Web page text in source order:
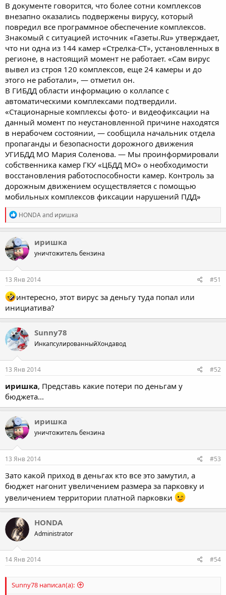
В документе говорится, что более сотни комплексов
внезапно оказались подвержены вирусу, который
повредил все программное обеспечение комплексов.
Знакомый с ситуацией источник «Газеты.Ru» утверждает,
что ни одна из 144 камер «Стрелка-СТ», установленных в
регионе, в настоящий момент не работает. «Сам вирус
вывел из строя 120 комплексов, еще 24 камеры и до
этого не работали», — отметил он.
В ГИБДД области информацию о коллапсе с
автоматическими комплексами подтвердили.
«Стационарные комплексы фото- и видеофиксации на
данный момент по неустановленной причине находятся
в нерабочем состоянии, — сообщила начальник отдела
пропаганды и безопасности дорожного движения
УГИБДД МО Мария Соленова. — Мы проинформировали
собственника камер ГКУ «ЦБДД МО» о необходимости
восстановления работоспособности камер. Контроль за
дорожным движением осуществляется с помощью
мобильных комплексов фиксации нарушений ПДД»
R
e
a
c
t
i
o
n
s
HONDAand иришка
иришка
уничтожитель бензина
13 Янв 2014 #51
интересно, этот вирус за деньгу туда попал или
инициатива?
Sunny78
ИнкапсулированныйХондавод
13 Янв 2014 #52
иришка, Представь какие потери по деньгам у
бюджета...
иришка
уничтожитель бензина
13 Янв 2014 #53
Зато какой приход в деньгах кто все это замутил, а
бюджет нагонит увеличением размера за парковку и
увеличением территории платной парковки
HONDA
Administrator
14 Янв 2014 #54
Sunny78 написал(а):